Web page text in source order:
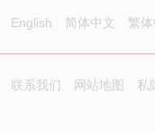
English 简体中文 繁体
联系我们 网站地图 私